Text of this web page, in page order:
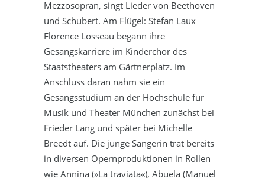
Mezzosopran, singt Lieder von Beethoven
und Schubert. Am Flügel: Stefan Laux
Florence Losseau begann ihre
Gesangskarriere im Kinderchor des
Staatstheaters am Gärtnerplatz. Im
Anschluss daran nahm sie ein
Gesangsstudium an der Hochschule für
Musik und Theater München zunächst bei
Frieder Lang und später bei Michelle
Breedt auf. Die junge Sängerin trat bereits
in diversen Opernproduktionen in Rollen
wie Annina (»La traviata«), Abuela (Manuel